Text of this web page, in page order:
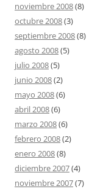
noviembre 2008(8)
octubre 2008(3)
septiembre 2008(8)
agosto 2008(5)
julio 2008(5)
junio 2008(2)
mayo 2008(6)
abril 2008(6)
marzo 2008(6)
febrero 2008(2)
enero 2008(8)
diciembre 2007(4)
noviembre 2007(7)